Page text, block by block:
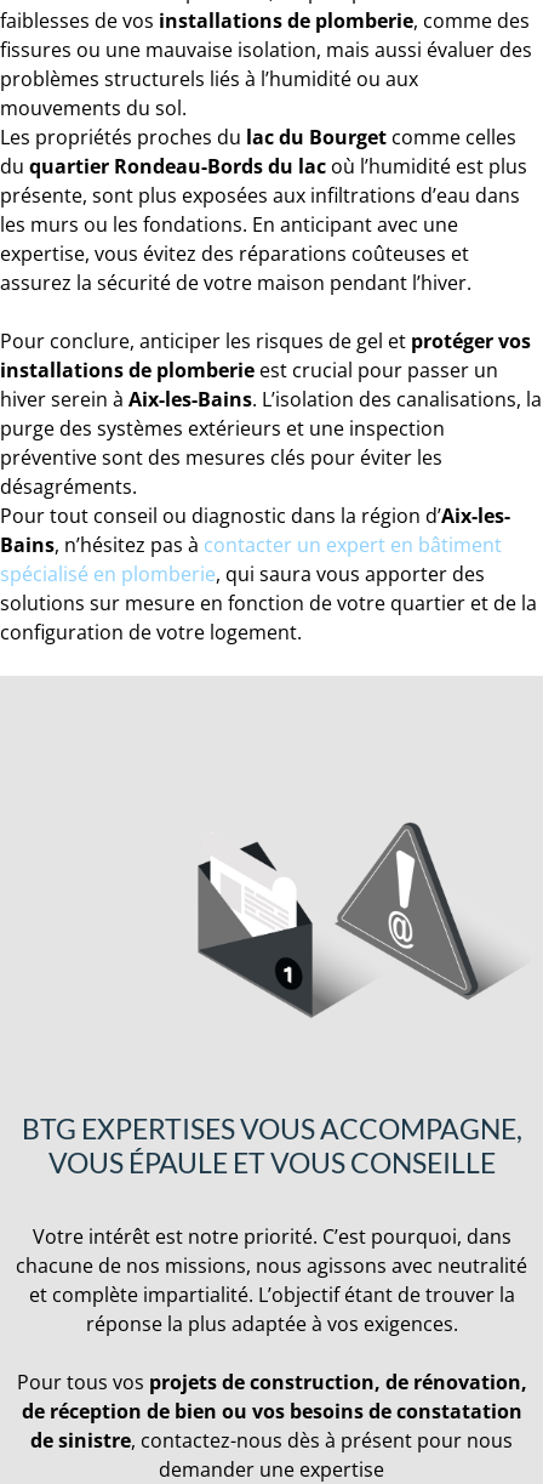
faiblesses de vos installations de plomberie, comme des
fissures ou une mauvaise isolation, mais aussi évaluer des
problèmes structurels liés à l’humidité ou aux
mouvements du sol.
Les propriétés proches du lac du Bourget comme celles
du quartier Rondeau-Bords du lac où l’humidité est plus
présente, sont plus exposées aux infiltrations d’eau dans
les murs ou les fondations. En anticipant avec une
expertise, vous évitez des réparations coûteuses et
assurez la sécurité de votre maison pendant l’hiver.
Pour conclure, anticiper les risques de gel et protéger vos
installations de plomberie est crucial pour passer un
hiver serein à Aix-les-Bains. L’isolation des canalisations, la
purge des systèmes extérieurs et une inspection
préventive sont des mesures clés pour éviter les
désagréments.
Pour tout conseil ou diagnostic dans la région d’Aix-les-
Bains, n’hésitez pas à contacter un expert en bâtiment
spécialisé en plomberie, qui saura vous apporter des
solutions sur mesure en fonction de votre quartier et de la
configuration de votre logement.
BTG EXPERTISES VOUS ACCOMPAGNE,
VOUS ÉPAULE ET VOUS CONSEILLE
Votre intérêt est notre priorité. C’est pourquoi, dans
chacune de nos missions, nous agissons avec neutralité
et complète impartialité. L’objectif étant de trouver la
réponse la plus adaptée à vos exigences.
Pour tous vos projets de construction, de rénovation,
de réception de bien ou vos besoins de constatation
de sinistre, contactez-nous dès à présent pour nous
demander une expertise